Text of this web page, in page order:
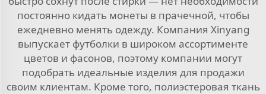
постоянно кидать монеты в прачечной, чтобы
ежедневно менять одежду. Компания Xinyang
выпускает футболки в широком ассортименте
цветов и фасонов, поэтому компании могут
подобрать идеальные изделия для продажи
своим клиентам. Кроме того, полиэстеровая ткань